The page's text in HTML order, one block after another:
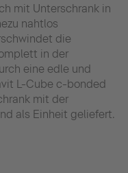
mit Unterschrank in
nahtlos
die
in der
eine edle und
L-Cube c-bonded
mit der
als Einheit geliefert.